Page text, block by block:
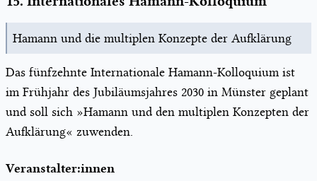
Hamann und die multiplen Konzepte der Aufklärung
Das fünfzehnte Internationale Hamann-Kolloquium ist
im Frühjahr des Jubiläumsjahres 2030 in Münster geplant
und soll sich »Hamann und den multiplen Konzepten der
Aufklärung« zuwenden.
Veranstalter:innen